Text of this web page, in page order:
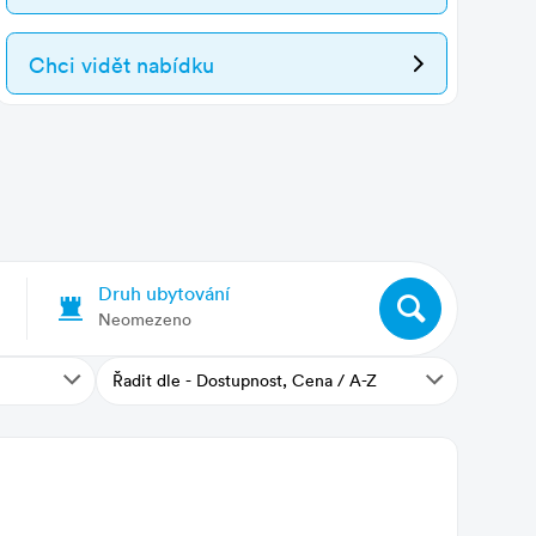
Chci vidět nabídku
Druh ubytování
Neomezeno
Řadit dle - Dostupnost, Cena / A-Z